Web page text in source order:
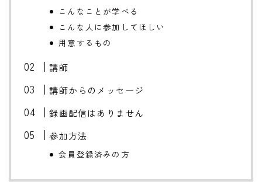
こんなことが学べる
こんな人に参加してほしい
用意するもの
講師
講師からのメッセージ
録画配信はありません
参加方法
会員登録済みの方